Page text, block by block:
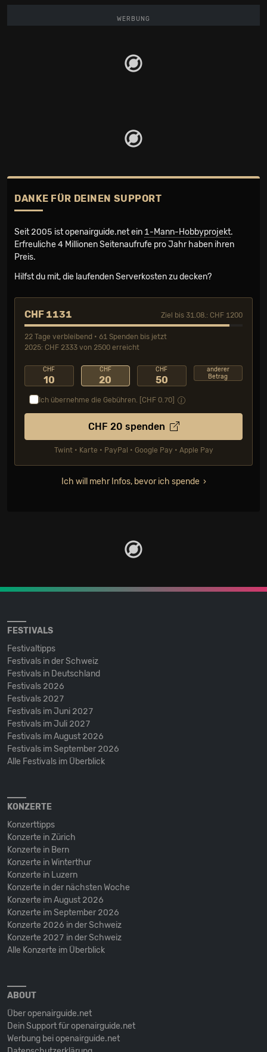
WERBUNG
DANKE FÜR DEINEN SUPPORT
Seit 2005 ist openairguide.net ein 1-Mann-Hobbyprojekt.
Erfreuliche 4 Millionen Seiten­aufrufe pro Jahr haben ihren
Preis.
Hilfst du mit, die laufenden Serverkosten zu decken?
CHF 1131 Ziel bis 31.08.: CHF 1200
22 Tage verbleibend • 61 Spenden bis jetzt
2025: CHF 2333 von 2500 erreicht
CHF
10
CHF
20
CHF
50
anderer
Betrag
Ich übernehme die Gebühren. [CHF 0.70
CHF 20 spenden
Twint • Karte • PayPal • Google Pay • Apple Pay
Ich will mehr Infos, bevor ich spende
FESTIVALS
Festivaltipps
Festivals in der Schweiz
Festivals in Deutschland
Festivals 2026
Festivals 2027
Festivals im Juni 2027
Festivals im Juli 2027
Festivals im August 2026
Festivals im September 2026
Alle Festivals im Überblick
KONZERTE
Konzerttipps
Konzerte in Zürich
Konzerte in Bern
Konzerte in Winterthur
Konzerte in Luzern
Konzerte in der nächsten Woche
Konzerte im August 2026
Konzerte im September 2026
Konzerte 2026 in der Schweiz
Konzerte 2027 in der Schweiz
Alle Konzerte im Überblick
ABOUT
Über openairguide.net
Dein Support für openairguide.net
Werbung bei openairguide.net